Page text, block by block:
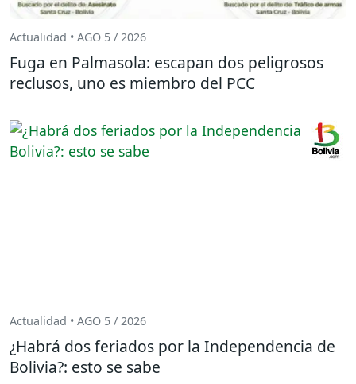
Actualidad • AGO 5 / 2026
Fuga en Palmasola: escapan dos peligrosos
reclusos, uno es miembro del PCC
Actualidad • AGO 5 / 2026
¿Habrá dos feriados por la Independencia de
Bolivia?: esto se sabe